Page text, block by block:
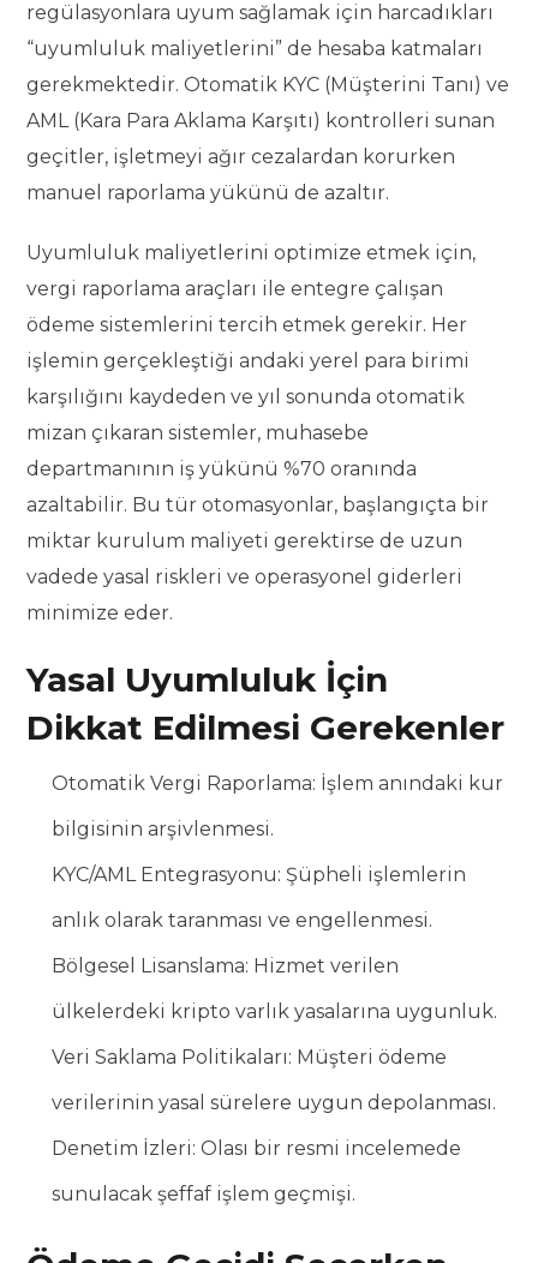
regülasyonlara uyum sağlamak için harcadıkları
“uyumluluk maliyetlerini” de hesaba katmaları
gerekmektedir. Otomatik KYC (Müşterini Tanı) ve
AML (Kara Para Aklama Karşıtı) kontrolleri sunan
geçitler, işletmeyi ağır cezalardan korurken
manuel raporlama yükünü de azaltır.
Uyumluluk maliyetlerini optimize etmek için,
vergi raporlama araçları ile entegre çalışan
ödeme sistemlerini tercih etmek gerekir. Her
işlemin gerçekleştiği andaki yerel para birimi
karşılığını kaydeden ve yıl sonunda otomatik
mizan çıkaran sistemler, muhasebe
departmanının iş yükünü %70 oranında
azaltabilir. Bu tür otomasyonlar, başlangıçta bir
miktar kurulum maliyeti gerektirse de uzun
vadede yasal riskleri ve operasyonel giderleri
minimize eder.
Yasal Uyumluluk İçin
Dikkat Edilmesi Gerekenler
Otomatik Vergi Raporlama: İşlem anındaki kur
bilgisinin arşivlenmesi.
KYC/AML Entegrasyonu: Şüpheli işlemlerin
anlık olarak taranması ve engellenmesi.
Bölgesel Lisanslama: Hizmet verilen
ülkelerdeki kripto varlık yasalarına uygunluk.
Veri Saklama Politikaları: Müşteri ödeme
verilerinin yasal sürelere uygun depolanması.
Denetim İzleri: Olası bir resmi incelemede
sunulacak şeffaf işlem geçmişi.